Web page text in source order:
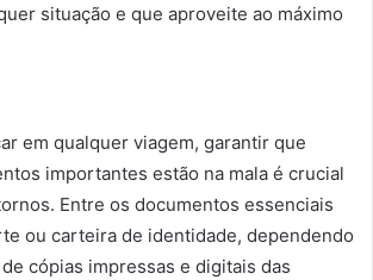
situação e que aproveite ao máximo
em qualquer viagem, garantir que
importantes estão na mala é crucial
Entre os documentos essenciais
ou carteira de identidade, dependendo
cópias impressas e digitais das